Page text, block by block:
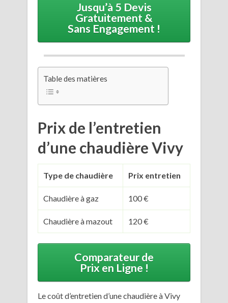
Jusqu’à 5 Devis
Gratuitement &
Sans Engagement !
Table des matières
Prix de l’entretien
d’une chaudière Vivy
Type de chaudière Prix entretien
Chaudière à gaz 100 €
Chaudière à mazout 120 €
Comparateur de
Prix en Ligne !
Le coût d’entretien d’une chaudière à Vivy